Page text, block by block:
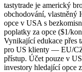
tastytrade je americký
obchodování, vlastněný
opce v USA s
poplatky za opce ($1/
Vynikající edukace
pro US klienty — EU/
přístup. Účet pouze v
investory hledající opce